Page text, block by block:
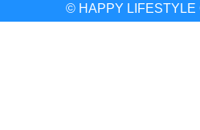
© HAPPY LIFESTYLE